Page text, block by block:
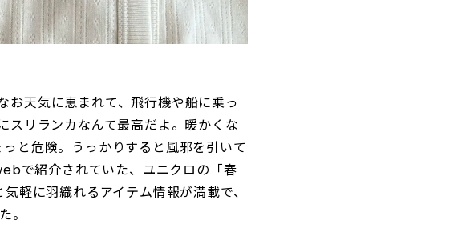
天気に恵まれて、飛行機や船に乗っ
スリランカなんて最高だよ。暖かくな
と危険。うっかりすると風邪を引いて
で紹介されていた、ユニクロの「春
軽に羽織れるアイテム情報が満載で、
。